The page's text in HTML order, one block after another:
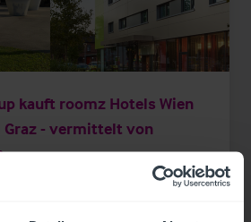
kauft roomz Hotels Wien
Graz - vermittelt von